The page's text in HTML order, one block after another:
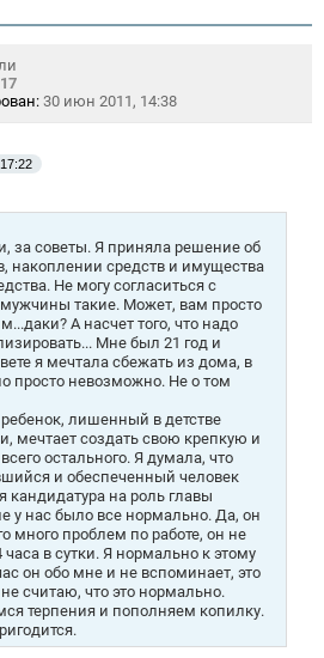
17
30 июн 2011, 14:38
за советы. Я приняла решение об
накоплении средств и имущества
Не могу согласиться с
такие. Может, вам просто
А насчет того, что надо
Мне был 21 год и
я мечтала сбежать из дома, в
просто невозможно. Не о том
ребенок, лишенный в детстве
мечтает создать свою крепкую и
остального. Я думала, что
и обеспеченный человек
кандидатура на роль главы
у нас было все нормально. Да, он
много проблем по работе, он не
в сутки. Я нормально к этому
он обо мне и не вспоминает, это
считаю, что это нормально.
терпения и пополняем копилку.